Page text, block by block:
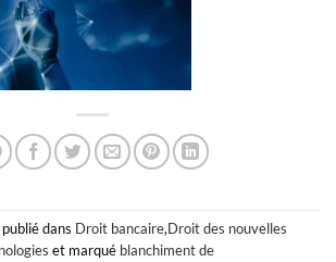
dans Droit bancaire,Droit des nouvelles
et marqué blanchiment de